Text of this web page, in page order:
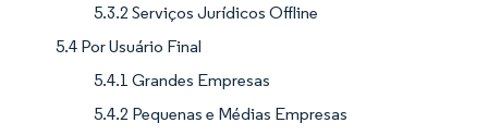
5.3.2 Serviços Jurídicos Offline
5.4 Por Usuário Final
5.4.1 Grandes Empresas
5.4.2 Pequenas e Médias Empresas